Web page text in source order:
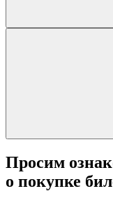
Просим
о покупке